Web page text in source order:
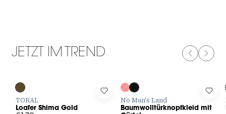
JETZT IM TREND
in to add Loafer Shima Gold to your wishlist
TORAL
Loafer Shima Gold
Log in to add
No Man's Land
Baumwolltürknopfkleid mit
Log